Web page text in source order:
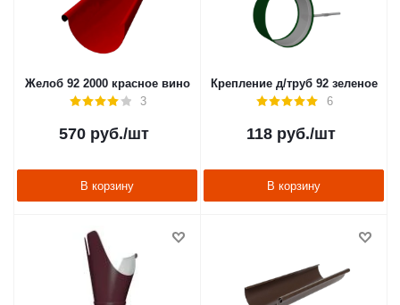
Желоб 92 2000 красное вино
3
570 руб./шт
В корзину
Крепление д/труб 92 зеленое
6
118руб./шт
В корзину